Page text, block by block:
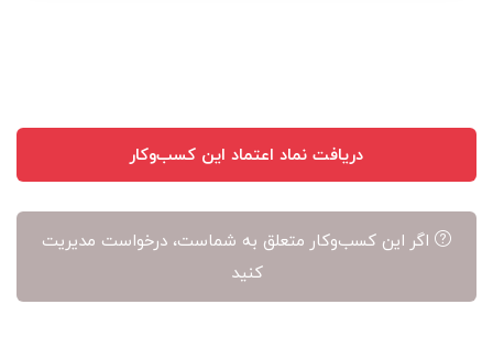
دریافت نماد اعتماد این کسب‌وکار
اگر این کسب‌وکار متعلق به شماست، درخواست مدیریت
کنید